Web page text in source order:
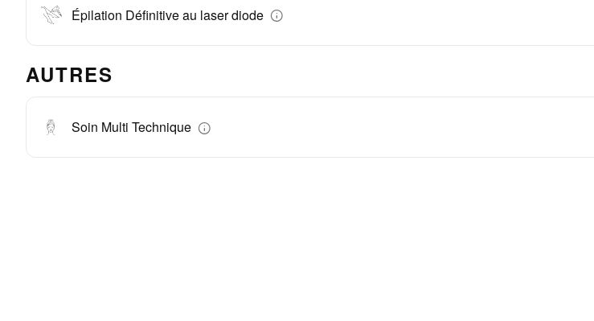
Épilation Définitive au laser diode
AUTRES
Soin Multi Technique